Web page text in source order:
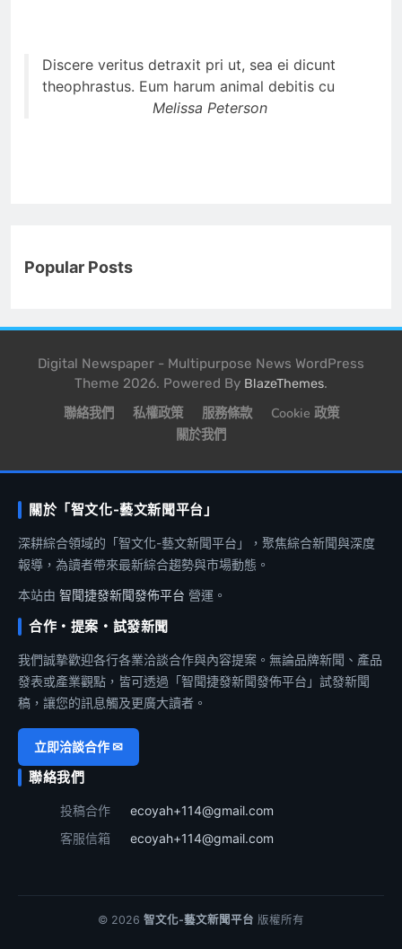
Discere veritus detraxit pri ut, sea ei dicunt
theophrastus. Eum harum animal debitis cu
Melissa Peterson
Popular Posts
Digital Newspaper - Multipurpose News WordPress
Theme 2026. Powered By BlazeThemes.
聯絡我們 私權政策 服務條款
Cookie 政策
關於我們
關於「智文化-藝文新聞平台」
深耕綜合領域的「智文化-藝文新聞平台」，聚焦綜合新聞與深度
報導，為讀者帶來最新綜合趨勢與市場動態。
本站由 智聞捷發新聞發佈平台 營運。
合作・提案・試發新聞
我們誠摯歡迎各行各業洽談合作與內容提案。無論品牌新聞、產品
發表或產業觀點，皆可透過「智聞捷發新聞發佈平台」試發新聞
稿，讓您的訊息觸及更廣大讀者。
立即洽談合作 ✉
聯絡我們
投稿合作
ecoyah+114@gmail.com
客服信箱
ecoyah+114@gmail.com
© 2026 智文化-藝文新聞平台 版權所有